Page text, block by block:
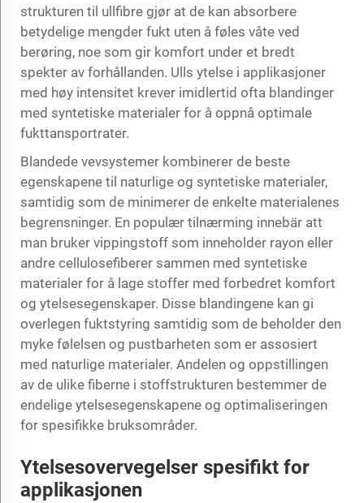
strukturen til ullfibre gjør at de kan absorbere
betydelige mengder fukt uten å føles våte ved
berøring, noe som gir komfort under et bredt
spekter av forhållanden. Ulls ytelse i applikasjoner
med høy intensitet krever imidlertid ofta blandinger
med syntetiske materialer for å oppnå optimale
fukttansportrater.
Blandede vevsystemer kombinerer de beste
egenskapene til naturlige og syntetiske materialer,
samtidig som de minimerer de enkelte materialenes
begrensninger. En populær tilnærming innebär att
man bruker vippingstoff som inneholder rayon eller
andre cellulosefiberer sammen med syntetiske
materialer for å lage stoffer med forbedret komfort
og ytelsesegenskaper. Disse blandingene kan gi
overlegen fuktstyring samtidig som de beholder den
myke følelsen og pustbarheten som er assosiert
med naturlige materialer. Andelen og oppstillingen
av de ulike fiberne i stoffstrukturen bestemmer de
endelige ytelsesegenskapene og optimaliseringen
for spesifikke bruksområder.
Ytelsesovervegelser spesifikt for
applikasjonen